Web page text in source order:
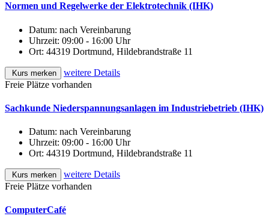
Normen und Regelwerke der Elektrotechnik (IHK)
Datum: nach Vereinbarung
Uhrzeit: 09:00 - 16:00 Uhr
Ort: 44319 Dortmund, Hildebrandstraße 11
Kurs merken
weitere Details
Freie Plätze vorhanden
Sachkunde Niederspannungsanlagen im Industriebetrieb (IHK)
Datum: nach Vereinbarung
Uhrzeit: 09:00 - 16:00 Uhr
Ort: 44319 Dortmund, Hildebrandstraße 11
Kurs merken
weitere Details
Freie Plätze vorhanden
ComputerCafé